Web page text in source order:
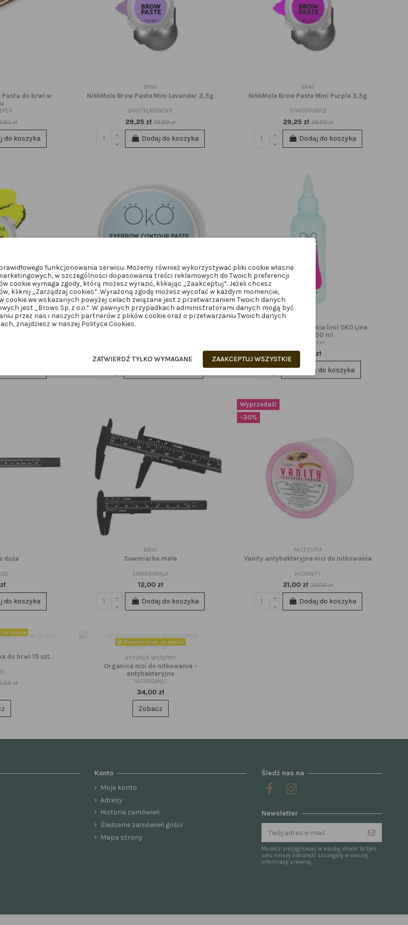
Pasta do brwi w
zł
do koszyka
BRWI
NikkMole Brow Paste Mini Levander 3,5g
BPASTELAVENDER
29,25 zł 39,00 zł
Dodaj do koszyka
BRWI
NikkMole Brow Paste Mini Purple 3,5g
BPASTEPURPLE
29,25 zł 39,00 zł
Dodaj do koszyka
Yellow 3,5g
BRWI
OKO Pasta do konturowania brwi Eyebrow
OkO płyn do czyszczenia linii OKO Line
Cleanser 100 ml
OkOcleanser
45,00 zł
Dodaj do koszyka
duża
do koszyka
BRWI
Suwmiarka mała
SMIARKAMAŁA
12,00 zł
Dodaj do koszyka
Wyprzedaż!
-30%
AKCESORIA
Vanity antybakteryjne nici do nitkowania
NICVANITY
21,00 zł30,00 zł
Dodaj do koszyka
na stanie
do brwi 15 szt.
zł
Obecnie brak na stanie
RYSUNEK WSTĘPNY
Organica nici do nitkowania -
antybakteryjne
NICORGANIC
34,00 zł
Zobacz
Konto
Moje konto
Adresy
Historia zamówień
Śledzenie zamówień gości
Mapa strony
Śledź nas na
Newsletter
Możesz zrezygnować w każdej chwili. W tym
celu należy odnaleźć szczegóły w naszej
informacji prawnej.
funkcjonowania serwisu. Możemy również wykorzystywać pliki cookie własne
w szczególności dopasowania treści reklamowych do Twoich preferencji.
wymaga zgody, którą możesz wyrazić, klikając „Zaakceptuj”. Jeżeli chcesz
kliknij „Zarządzaj cookies”. Wyrażoną zgodę możesz wycofać w każdym momencie,
we wskazanych powyżej celach związane jest z przetwarzaniem Twoich danych
jest „Brows Sp. z o.o.”. W pewnych przypadkach administratorami danych mogą być
przez nas i naszych partnerów z plików cookie oraz o przetwarzaniu Twoich danych
znajdziesz w naszej Polityce Cookies.
ZAAKCEPTUJ WSZYSTKIE
ZATWIERDŹ TYLKO WYMAGANE